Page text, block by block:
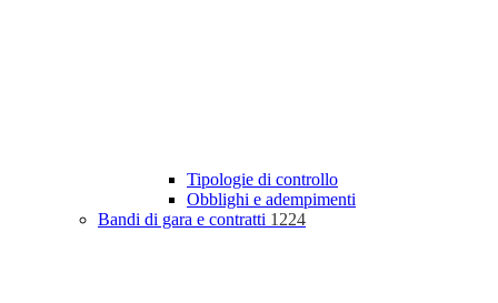
Tipologie di controllo
Obblighi e adempimenti
Bandi di gara e contratti 1224